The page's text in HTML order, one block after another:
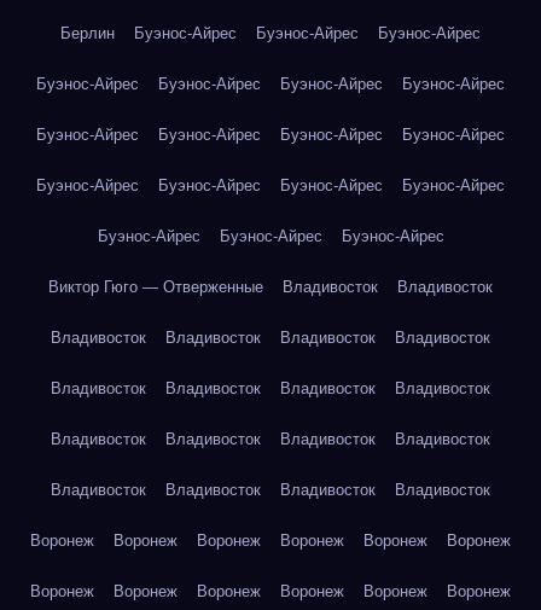
Берлин Буэнос-Айрес Буэнос-Айрес Буэнос-Айрес
Буэнос-Айрес Буэнос-Айрес Буэнос-Айрес Буэнос-Айрес
Буэнос-Айрес Буэнос-Айрес Буэнос-Айрес Буэнос-Айрес
Буэнос-Айрес Буэнос-Айрес Буэнос-Айрес Буэнос-Айрес
Буэнос-Айрес Буэнос-Айрес Буэнос-Айрес
Виктор Гюго — Отверженные Владивосток Владивосток
Владивосток Владивосток Владивосток Владивосток
Владивосток Владивосток Владивосток Владивосток
Владивосток Владивосток Владивосток Владивосток
Владивосток Владивосток Владивосток Владивосток
Воронеж Воронеж Воронеж Воронеж Воронеж Воронеж
Воронеж Воронеж Воронеж Воронеж Воронеж Воронеж